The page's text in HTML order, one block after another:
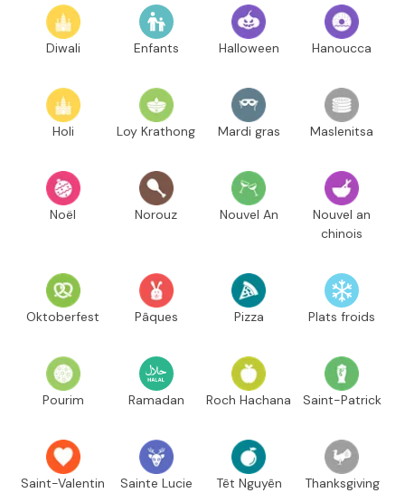
Diwali Enfants Halloween Hanoucca
Holi Loy Krathong Mardi gras Maslenitsa
Noël Norouz Nouvel An
Nouvel an
chinois
Oktoberfest Pâques Pizza Plats froids
Pourim Ramadan Roch Hachana Saint-Patrick
Saint-Valentin Sainte Lucie
Têt Nguyên
Thanksgiving